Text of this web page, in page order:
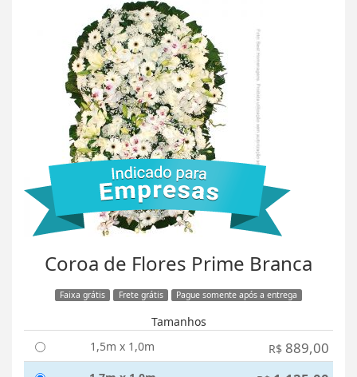
Coroa de Flores Prime Branca
Faixa grátis Frete grátis Pague somente após a entrega
Tamanhos
1,5m x 1,0m
R$ 889,00